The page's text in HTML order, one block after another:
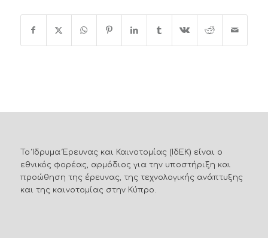
Το Ίδρυμα Έρευνας και Καινοτομίας (ΙδΕΚ) είναι ο
εθνικός φορέας, αρμόδιος για την υποστήριξη και
προώθηση της έρευνας, της τεχνολογικής ανάπτυξης
και της καινοτομίας στην Κύπρο.